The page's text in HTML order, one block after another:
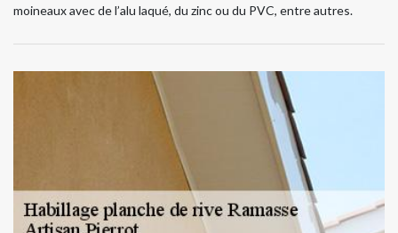
moineaux avec de l’alu laqué, du zinc ou du PVC, entre autres.